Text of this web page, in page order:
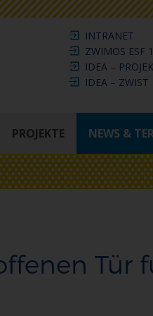
INTRANET
ZWIMOS ESF
IDEA –
IDEA – ZWIST
PROJEKTE NEWS &
Tür